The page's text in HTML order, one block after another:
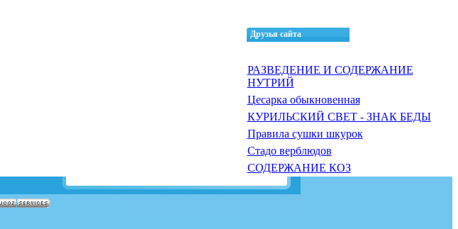
Друзья сайта
РАЗВЕДЕНИЕ И СОДЕРЖАНИЕ
НУТРИЙ
Цесарка обыкновенная
КУРИЛЬСКИЙ СВЕТ - ЗНАК БЕДЫ
Правила сушки шкурок
Стадо верблюдов
СОДЕРЖАНИЕ КОЗ